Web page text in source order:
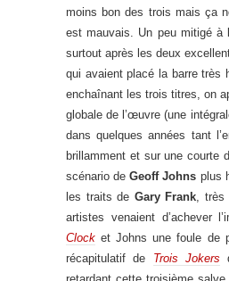
moins bon des trois mais ça
est mauvais. Un peu mitigé à
surtout après les deux
qui avaient placé la barre très
enchaînant les trois titres, on
globale de l’œuvre (une
dans quelques années tant
brillamment et sur une courte
scénario deGeoff Johns plus
les traits de Gary Frank ,
artistes venaient d’achever
Clock et Johns une foule de
récapitulatif de Trois Jokers